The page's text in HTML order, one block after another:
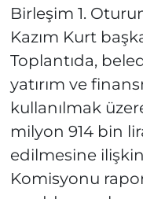
Birleşim 1.
Kazım Kurt
Toplantıda,
yatırım ve
kullanılmak
milyon 914 bin
edilmesine
Komisyonu